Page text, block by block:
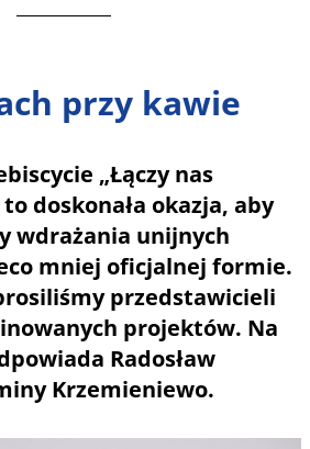
przy kawie
„Łączy nas
doskonała okazja, aby
wdrażania unijnych
mniej oficjalnej formie.
przedstawicieli
projektów. Na
Radosław
Krzemieniewo.